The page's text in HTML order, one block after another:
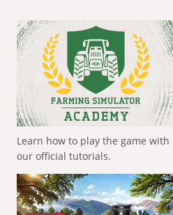
Learn how to play the game with
our official tutorials.